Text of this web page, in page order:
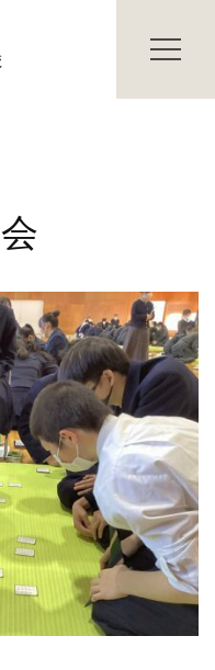
者の方へ
生の方へ
アクセス
らせ
情報
イバシーポリシー
トマップ
員募集
め防止基本方針
施設の耐震化への取組状